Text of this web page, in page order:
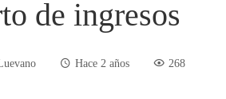
de ingresos
Hace 2 años 268